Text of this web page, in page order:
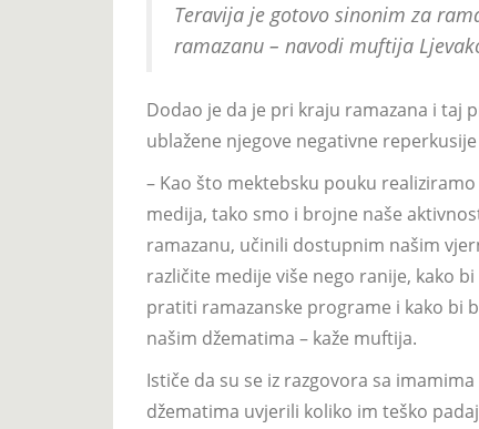
Teravija je gotovo sinonim za
ramazanu – navodi muftija
Dodao je da je pri kraju ramazana i taj
ublažene njegove negativne
– Kao što mektebsku pouku
medija, tako smo i brojne naše
ramazanu, učinili dostupnim našim
različite medije više nego ranije, kako
pratiti ramazanske programe i kako bi
našim džematima – kaže muftija.
Ističe da su se iz razgovora sa
džematima uvjerili koliko im teško